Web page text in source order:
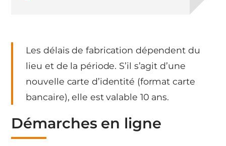
Les délais de fabrication dépendent du
lieu et de la période. S’il s’agit d’une
nouvelle carte d’identité (format carte
bancaire), elle est valable 10 ans.
Démarches en ligne